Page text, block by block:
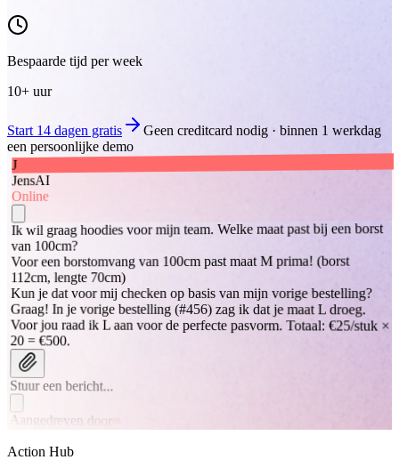
Bespaarde tijd per week
10+ uur
Start 14 dagen gratis
Geen creditcard nodig · binnen 1 werkdag
een persoonlijke demo
J
JensAI
Online
Ik wil graag hoodies voor mijn team. Welke maat past bij een borst
van 100cm?
Voor een borstomvang van 100cm past maat M prima! (borst
112cm, lengte 70cm)
Kun je dat voor mij checken op basis van mijn vorige bestelling?
Graag! In je vorige bestelling (#456) zag ik dat je maat L droeg.
Voor jou raad ik L aan voor de perfecte pasvorm. Totaal: €25/stuk ×
20 = €500.
Stuur een bericht...
Aangedreven door
Action Hub